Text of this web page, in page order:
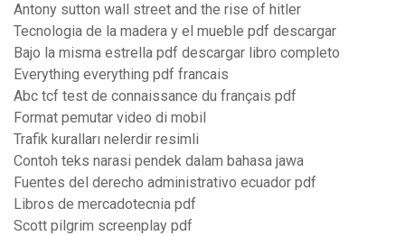
Antony sutton wall street and the rise of hitler
Tecnologia de la madera y el mueble pdf descargar
Bajo la misma estrella pdf descargar libro completo
Everything everything pdf francais
Abc tcf test de connaissance du français pdf
Format pemutar video di mobil
Trafik kuralları nelerdir resimli
Contoh teks narasi pendek dalam bahasa jawa
Fuentes del derecho administrativo ecuador pdf
Libros de mercadotecnia pdf
Scott pilgrim screenplay pdf